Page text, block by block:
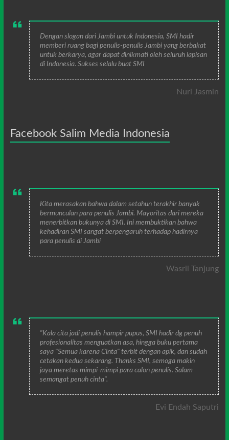
Dengan slogan dari Jambi untuk Indonesia, SMI hadir
memberi ruang bagi penulis-penulis Jambi yang berbakat
untuk berkarya, agar dapat dinikmati oleh seluruh lapisan
di Indonesia. Sukses selalu buat SMI
Nuri Jasmin
Facebook Salim Media Indonesia
Kita merasakan bahwa dalam setahun terakhir banyak
bermunculan para penulis Jambi. Mayoritas dari mereka
menerbitkan bukunya di SMI. Ini membuktikan bahwa
kehadiran SMI sangat berpengaruh terhadap hadirnya
para penulis di Jambi
Wasril Tanjung
"Kala cita jadi penulis hampir pupus, SMI hadir dg penuh
profesionalitas menguatkan asa, hingga buku pertama
saya "Semua karena Cinta" terbit dengan apik, dan sudah
cetakan kedua sekarang. Thanks SMI, semoga makin
jaya meretas mimpi-mimpi para calon penulis. Salam
semangat penuh cinta".
Evi Endah Saputri